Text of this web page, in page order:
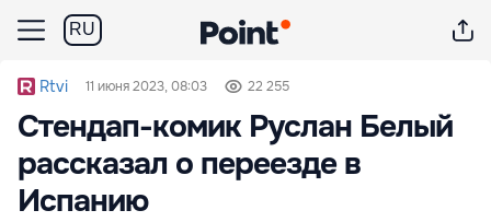
RU
Rtvi 11 июня 2023, 08:03 22 255
Cтендап-комик Руслан Белый
рассказал о переезде в
Испанию